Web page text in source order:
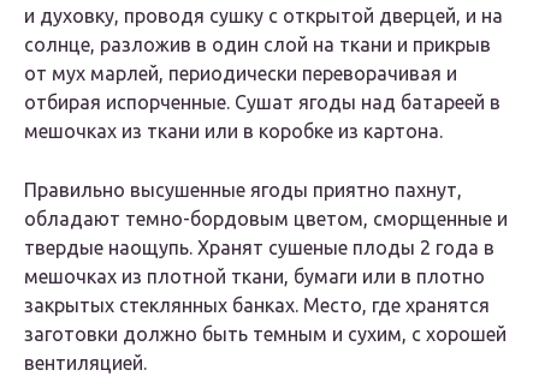
и духовку, проводя сушку с открытой дверцей, и на
солнце, разложив в один слой на ткани и прикрыв
от мух марлей, периодически переворачивая и
отбирая испорченные. Сушат ягоды над батареей в
мешочках из ткани или в коробке из картона.
Правильно высушенные ягоды приятно пахнут,
обладают темно-бордовым цветом, сморщенные и
твердые наощупь. Хранят сушеные плоды 2 года в
мешочках из плотной ткани, бумаги или в плотно
закрытых стеклянных банках. Место, где хранятся
заготовки должно быть темным и сухим, с хорошей
вентиляцией.